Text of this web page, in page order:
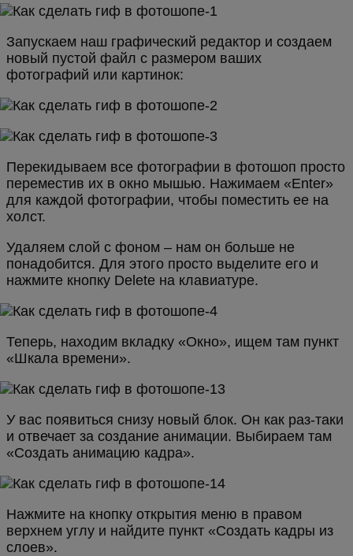
Запускаем наш графический редактор и создаем
новый пустой файл с размером ваших
фотографий или картинок:
Перекидываем все фотографии в фотошоп просто
переместив их в окно мышью. Нажимаем «Enter»
для каждой фотографии, чтобы поместить ее на
холст.
Удаляем слой с фоном – нам он больше не
понадобится. Для этого просто выделите его и
нажмите кнопку Delete на клавиатуре.
Теперь, находим вкладку «Окно», ищем там пункт
«Шкала времени».
У вас появиться снизу новый блок. Он как раз-таки
и отвечает за создание анимации. Выбираем там
«Создать анимацию кадра».
Нажмите на кнопку открытия меню в правом
верхнем углу и найдите пункт «Создать кадры из
слоев».